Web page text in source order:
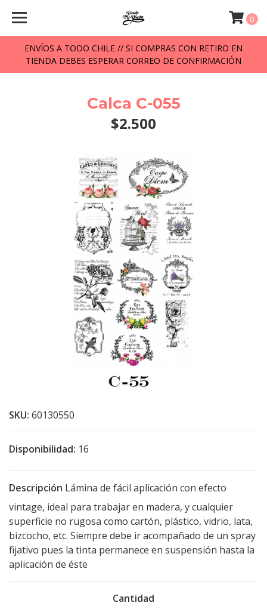
ENVÍOS A TODO CHILE // SI COMPRAS CON RETIRO EN
TIENDA DEBES ESPERAR CORREO DE CONFIRMACIÓN
0
Calca C-055
$2.500
SKU: 60130550
Disponibilidad: 16
Descripción Lámina de fácil aplicación con efecto
vintage, ideal para trabajar en madera, y cualquier
superficie no rugosa como cartón, plástico, vidrio, lata,
bizcocho, etc. Siempre debe ir acompañado de un spray
fijativo pues la tinta permanece en suspensión hasta la
aplicación de éste
Cantidad